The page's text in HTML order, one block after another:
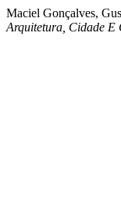
Maciel Gonçalves,
Arquitetura, Cidade E